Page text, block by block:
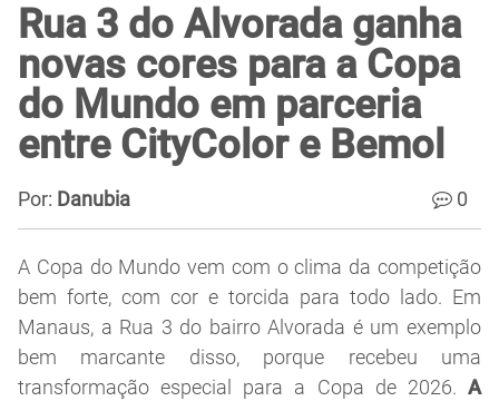
Rua 3 do Alvorada ganha
novas cores para a Copa
do Mundo em parceria
entre CityColor e Bemol
Por: Danubia 0
A Copa do Mundo vem com o clima da competição
bem forte, com cor e torcida para todo lado. Em
Manaus, a Rua 3 do bairro Alvorada é um exemplo
bem marcante disso, porque recebeu uma
transformação especial para a Copa de 2026. A